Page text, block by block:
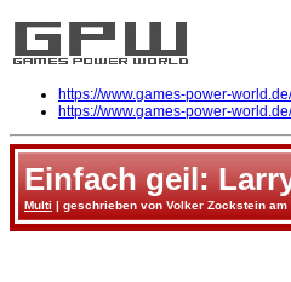
https://www.games-power-world.de/
https://www.games-power-
Einfach geil:
Multi | geschrieben von Volker Zockstein am